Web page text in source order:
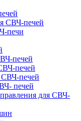
СВЧ-печей
печи
печей
печей
СВЧ-печей
печей
для СВЧ-